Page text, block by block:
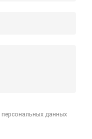
персональных данных